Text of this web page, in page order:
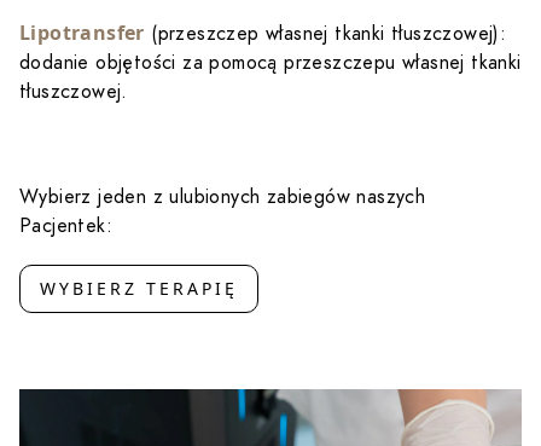
Lipotransfer (przeszczep własnej tkanki tłuszczowej):
dodanie objętości za pomocą przeszczepu własnej tkanki
tłuszczowej.
Wybierz jeden z ulubionych zabiegów naszych
Pacjentek:
WYBIERZ TERAPIĘ